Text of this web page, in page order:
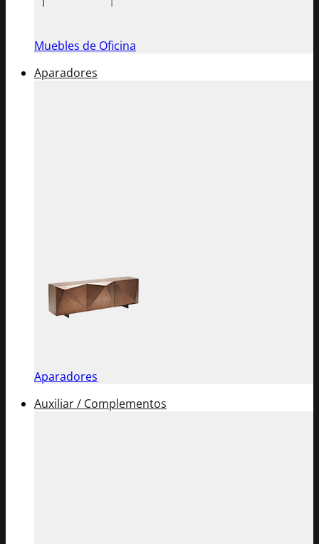
Muebles de Oficina
Aparadores
Aparadores
Auxiliar / Complementos